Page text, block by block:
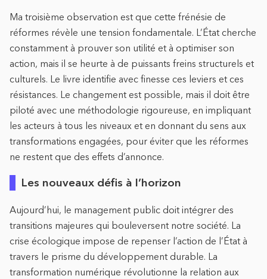
Ma troisième observation est que cette frénésie de
réformes révèle une tension fondamentale. L’État cherche
constamment à prouver son utilité et à optimiser son
action, mais il se heurte à de puissants freins structurels et
culturels. Le livre identifie avec finesse ces leviers et ces
résistances. Le changement est possible, mais il doit être
piloté avec une méthodologie rigoureuse, en impliquant
les acteurs à tous les niveaux et en donnant du sens aux
transformations engagées, pour éviter que les réformes
ne restent que des effets d’annonce.
Les nouveaux défis à l’horizon
Aujourd’hui, le management public doit intégrer des
transitions majeures qui bouleversent notre société. La
crise écologique impose de repenser l’action de l’État à
travers le prisme du développement durable. La
transformation numérique révolutionne la relation aux